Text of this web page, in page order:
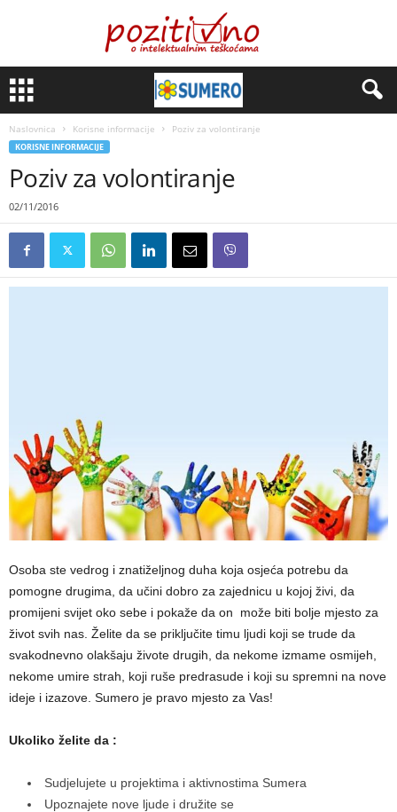
Naslovnica Korisne informacije Poziv za volontiranje
KORISNE INFORMACIJE
Poziv za volontiranje
02/11/2016
Osoba ste vedrog i znatiželjnog duha koja osjeća potrebu da
pomogne drugima, da učini dobro za zajednicu u kojoj živi, da
promijeni svijet oko sebe i pokaže da on može biti bolje mjesto za
život svih nas. Želite da se priključite timu ljudi koji se trude da
svakodnevno olakšaju živote drugih, da nekome izmame osmijeh,
nekome umire strah, koji ruše predrasude i koji su spremni na nove
ideje i izazove. Sumero je pravo mjesto za Vas!
Ukoliko želite da :
Sudjelujete u projektima i aktivnostima Sumera
Upoznajete nove ljude i družite se